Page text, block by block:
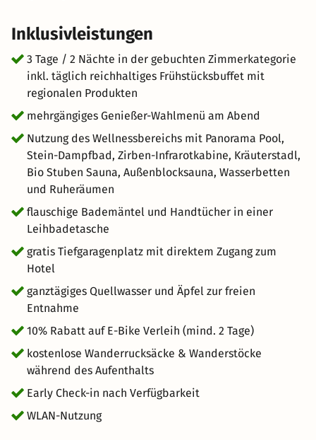
Inklusivleistungen
3 Tage / 2 Nächte in der gebuchten Zimmerkategorie
inkl. täglich reichhaltiges Frühstücksbuffet mit
regionalen Produkten
mehrgängiges Genießer-Wahlmenü am Abend
Nutzung des Wellnessbereichs mit Panorama Pool,
Stein-Dampfbad, Zirben-Infrarotkabine, Kräuterstadl,
Bio Stuben Sauna, Außenblocksauna, Wasserbetten
und Ruheräumen
flauschige Bademäntel und Handtücher in einer
Leihbadetasche
gratis Tiefgaragenplatz mit direktem Zugang zum
Hotel
ganztägiges Quellwasser und Äpfel zur freien
Entnahme
10% Rabatt auf E-Bike Verleih (mind. 2 Tage)
kostenlose Wanderrucksäcke & Wanderstöcke
während des Aufenthalts
Early Check-in nach Verfügbarkeit
WLAN-Nutzung